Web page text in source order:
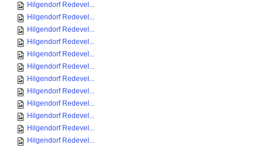
Hilgendorf Redevel...
Hilgendorf Redevel...
Hilgendorf Redevel...
Hilgendorf Redevel...
Hilgendorf Redevel...
Hilgendorf Redevel...
Hilgendorf Redevel...
Hilgendorf Redevel...
Hilgendorf Redevel...
Hilgendorf Redevel...
Hilgendorf Redevel...
Hilgendorf Redevel...